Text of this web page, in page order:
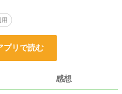
を立ててひび割れた。
気力すら今の私には残っていない。
の婚約者である彼は、いつだって優しかっ
書の一節か、一流の劇作家が書いた戯曲の
遠くなるほどに無責任だった。
プリで読む
感想